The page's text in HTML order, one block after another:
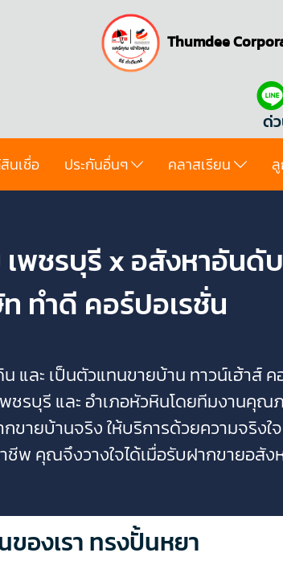
Thumdee
ด่
นเชื่อ ประกันอื่นๆ คลาสเรียน
เพชรบุรี x อสังหาอันดั
ทำดี คอร์ปอเรชั่น
และ เป็นตัวแทนขายบ้าน ทาวน์เฮ้าส์
ชรบุรี และ อำเภอหัวหินโดยทีมงานคุณ
ขายบ้านจริงให้บริการด้วยความจริงใ
ชีพ คุณจึงวางใจได้เมื่อรับฝากขายอสัง
องเรา ทรงปั้นหยา